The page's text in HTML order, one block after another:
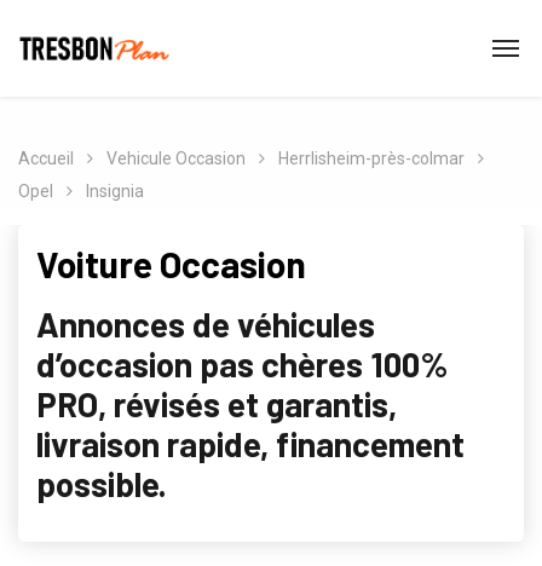
Accueil Vehicule Occasion
Herrlisheim-près-colmar
Opel
Insignia
Voiture Occasion
Annonces de véhicules
d’occasion pas chères 100%
PRO, révisés et garantis,
livraison rapide, financement
possible.